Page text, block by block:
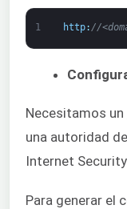
1 http: //
Necesitamos un
una autoridad
Internet Security
Para generar el